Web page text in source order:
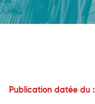
Publication datée du :